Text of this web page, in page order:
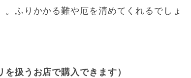
ふりかかる難や厄を清めてくれるでしょ
扱うお店で購入できます）